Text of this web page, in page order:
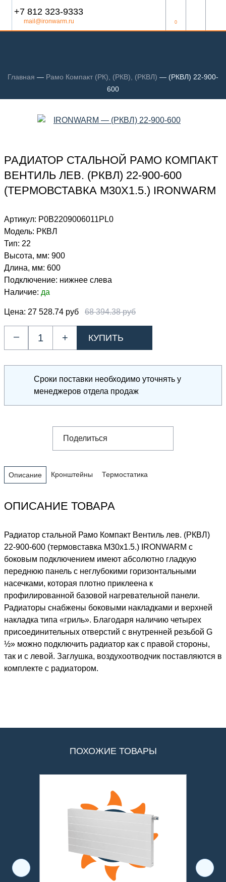
+7 812 323-9333
mail@ironwarm.ru 0
Главная — Рамо Компакт (РК), (РКВ), (РКВЛ) — (РКВЛ) 22-900-
600
РАДИАТОР СТАЛЬНОЙ РАМО КОМПАКТ
ВЕНТИЛЬ ЛЕВ. (РКВЛ) 22-900-600
(ТЕРМОВСТАВКА М30Х1.5.) IRONWARM
Артикул: Р0В2209006011PL0
Модель: РКВЛ
Тип: 22
Высота, мм: 900
Длина, мм: 600
Подключение: нижнее слева
Наличие: да
Цена: 27 528.74 руб 68 394.38 руб
– +
Сроки поставки необходимо уточнять у
менеджеров отдела продаж
Поделиться
Описание Кронштейны Термостатика
ОПИСАНИЕ ТОВАРА
Радиатор стальной Рамо Компакт Вентиль лев. (РКВЛ)
22-900-600 (термовставка М30х1.5.) IRONWARM с
боковым подключением имеют абсолютно гладкую
переднюю панель с неглубокими горизонтальными
насечками, которая плотно приклеена к
профилированной базовой нагревательной панели.
Радиаторы снабжены боковыми накладками и верхней
накладка типа «гриль». Благодаря наличию четырех
присоединительных отверстий с внутренней резьбой G
½» можно подключить радиатор как с правой стороны,
так и с левой. Заглушка, воздухоотводчик поставляются в
комплекте с радиатором.
ПОХОЖИЕ ТОВАРЫ